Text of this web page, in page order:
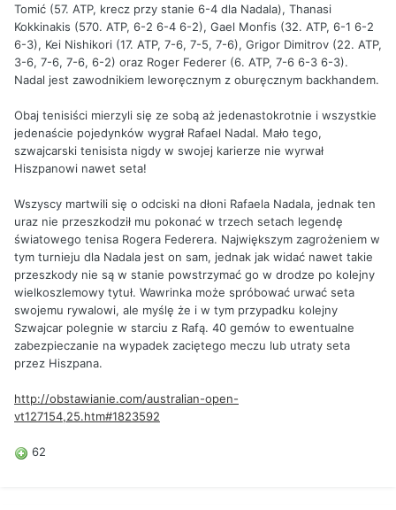
Tomić (57. ATP, krecz przy stanie 6-4 dla Nadala), Thanasi
Kokkinakis (570. ATP, 6-2 6-4 6-2), Gael Monfis (32. ATP, 6-1 6-2
6-3), Kei Nishikori (17. ATP, 7-6, 7-5, 7-6), Grigor Dimitrov (22. ATP,
3-6, 7-6, 7-6, 6-2) oraz Roger Federer (6. ATP, 7-6 6-3 6-3).
Nadal jest zawodnikiem leworęcznym z oburęcznym backhandem.
Obaj tenisiści mierzyli się ze sobą aż jedenastokrotnie i wszystkie
jedenaście pojedynków wygrał Rafael Nadal. Mało tego,
szwajcarski tenisista nigdy w swojej karierze nie wyrwał
Hiszpanowi nawet seta!
Wszyscy martwili się o odciski na dłoni Rafaela Nadala, jednak ten
uraz nie przeszkodził mu pokonać w trzech setach legendę
światowego tenisa Rogera Federera. Największym zagrożeniem w
tym turnieju dla Nadala jest on sam, jednak jak widać nawet takie
przeszkody nie są w stanie powstrzymać go w drodze po kolejny
wielkoszlemowy tytuł. Wawrinka może spróbować urwać seta
swojemu rywalowi, ale myślę że i w tym przypadku kolejny
Szwajcar polegnie w starciu z Rafą. 40 gemów to ewentualne
zabezpieczanie na wypadek zaciętego meczu lub utraty seta
przez Hiszpana.
http://obstawianie.com/australian-open-
vt127154,25.htm#1823592
62